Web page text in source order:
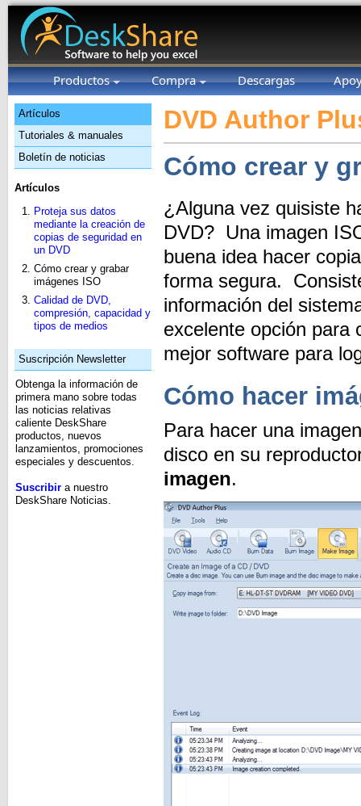
Productos Compra Descargas
Artículos
Tutoriales & manuales
Boletín de noticias
Artículos
Proteja sus datos
mediante la creación de
copias de seguridad en
un DVD
Cómo crear y grabar
imágenes ISO
Calidad de DVD,
compresión, capacidad y
tipos de medios
Suscripción Newsletter
Obtenga la información de
primera mano sobre todas
las noticias relativas
caliente DeskShare
productos, nuevos
lanzamientos, promociones
especiales y descuentos.
Suscribir a nuestro
DeskShare Noticias.
DVD Author
Cómo crear y
¿Alguna vez quisiste
DVD? Una imagen
buena idea hacer
forma segura.
información del
excelente opción
mejor software para
Cómo hacer
Para hacer una
disco en su
imagen.